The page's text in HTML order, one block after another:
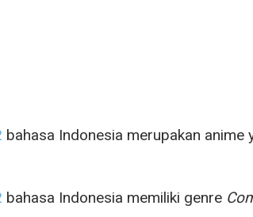
bahasa Indonesia merupakan anime
bahasa Indonesia memiliki genre